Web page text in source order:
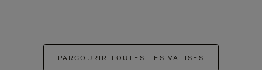
PARCOURIR TOUTES LES VALISES